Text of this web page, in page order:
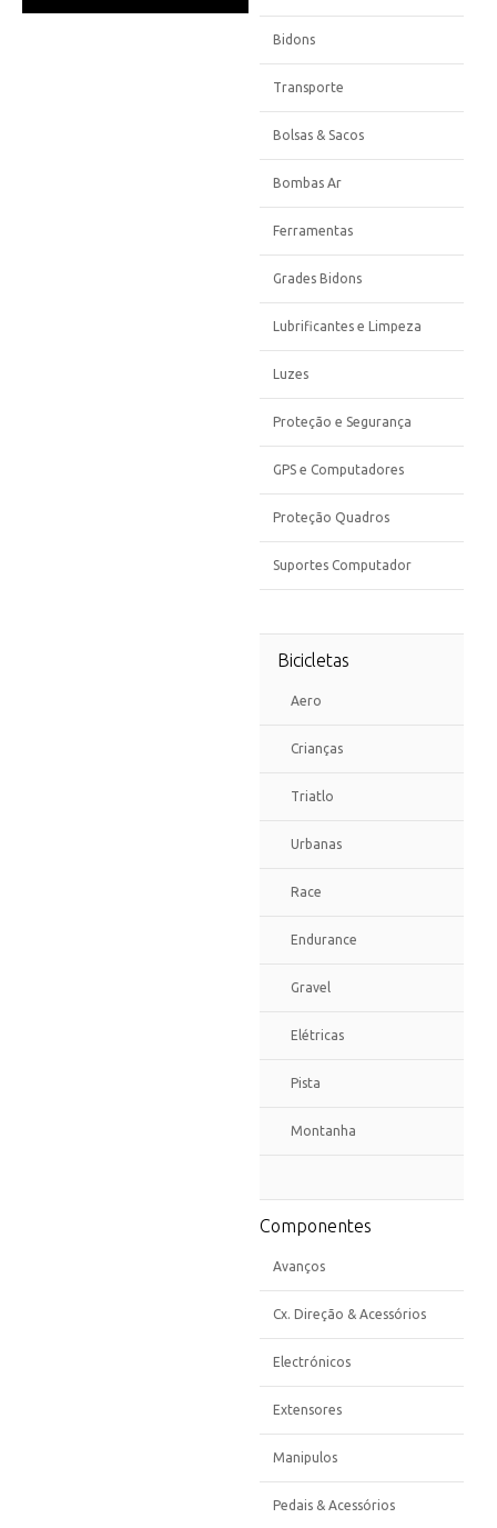
Bidons
Transporte
Bolsas & Sacos
Bombas Ar
Ferramentas
Grades Bidons
Lubrificantes e Limpeza
Luzes
Proteção e Segurança
GPS e Computadores
Proteção Quadros
Suportes Computador
Bicicletas
Aero
Crianças
Triatlo
Urbanas
Race
Endurance
Gravel
Elétricas
Pista
Montanha
Componentes
Avanços
Cx. Direção & Acessórios
Electrónicos
Extensores
Manipulos
Pedais & Acessórios